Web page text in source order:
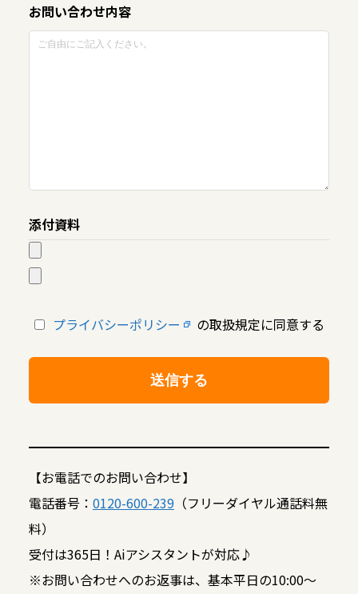
お問い合わせ内容
添付資料
プライバシーポリシー の取扱規定に同意する
【お電話でのお問い合わせ】
電話番号： 0120-600-239（フリーダイヤル通話料無
料）
受付は365日！Aiアシスタントが対応♪
※お問い合わせへのお返事は、基本平日の10:00～